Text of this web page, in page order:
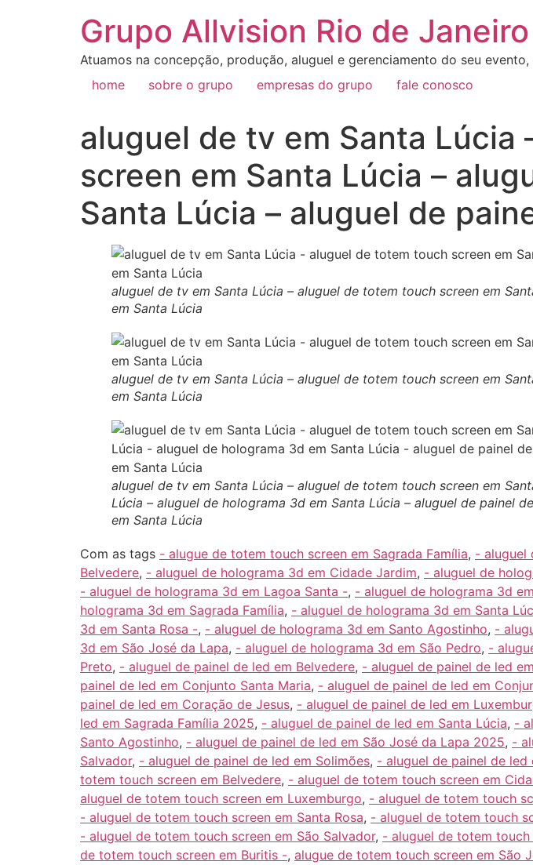
Grupo Allvision Rio de Janeiro
Atuamos na concepção, produção, aluguel e gerenciamento do seu
home
sobre o grupo empresas do grupo fale conosco
aluguel de tv em Santa
screen em Santa Lúcia –
Santa Lúcia – aluguel de
aluguel de tv em Santa Lúcia – aluguel de totem touch screen em
em Santa Lúcia
aluguel de tv em Santa Lúcia – aluguel de totem touch screen em
em Santa Lúcia
aluguel de tv em Santa Lúcia – aluguel de totem touch screen em
Lúcia – aluguel de holograma 3d em Santa Lúcia – aluguel de painel
em Santa Lúcia
Com as tags - alugue de totem touch screen em Sagrada Família, - aluguel
Belvedere, - aluguel de holograma 3d em Cidade Jardim, - aluguel de
- aluguel de holograma 3d em Lagoa Santa -, - aluguel de holograma 3d
holograma 3d em Sagrada Família, - aluguel de holograma 3d em Santa
3d em Santa Rosa -, - aluguel de holograma 3d em Santo Agostinho, -
3d em São José da Lapa, - aluguel de holograma 3d em São Pedro, -
Preto, - aluguel de painel de led em Belvedere, - aluguel de painel de led
painel de led em Conjunto Santa Maria, - aluguel de painel de led em
painel de led em Coração de Jesus, - aluguel de painel de led em
led em Sagrada Família 2025, - aluguel de painel de led em Santa Lúcia, -
Santo Agostinho, - aluguel de painel de led em São José da Lapa 2025, -
Salvador, - aluguel de painel de led em Solimões, - aluguel de painel de led
totem touch screen em Belvedere, - aluguel de totem touch screen em
aluguel de totem touch screen em Luxemburgo, - aluguel de totem touch
- aluguel de totem touch screen em Santa Rosa, - aluguel de totem touch
- aluguel de totem touch screen em São Salvador, - aluguel de totem
de totem touch screen em Buritis -, alugue de totem touch screen em São